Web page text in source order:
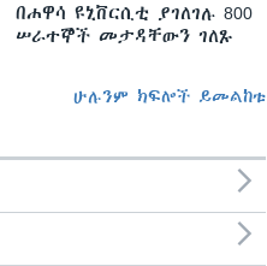
በሐዋሳ ዩኒቨርሲቲ ያገለገሉ 800
ሠራተኞች መታዳቸውን ገለጹ
ሁሉንም ክፍሎች ይመልከቱ